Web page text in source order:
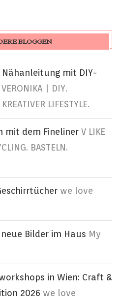
BLOGGEN
Nähanleitung mit DIY-
VERONIKA | DIY.
LIFESTYLE.
mit dem Fineliner V LIKE
BASTELN.
we love
Bilder im Haus My
in Wien: Craft &
2026 we love